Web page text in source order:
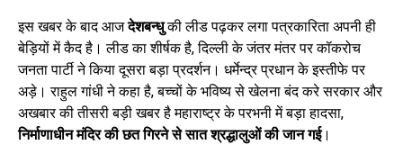
इस खबर के बाद आजदेशबन्धुकी लीड पढ़कर लगा पत्रकारिता अपनी ही
बेड़ियों में कैद है। लीड का शीर्षक है, दिल्ली के जंतर मंतर पर कॉकरोच
जनता पार्टी ने किया दूसरा बड़ा प्रदर्शन। धर्मेन्द्र प्रधान के इस्तीफे पर
अड़े। राहुल गांधी ने कहा है, बच्चों के भविष्य से खेलना बंद करे सरकार और
अखबार की तीसरी बड़ी खबर है महाराष्ट्र के परभनी में बड़ा हादसा,
निर्माणाधीन मंदिर की छत गिरने से सात श्रद्धालुओं की जान गई।